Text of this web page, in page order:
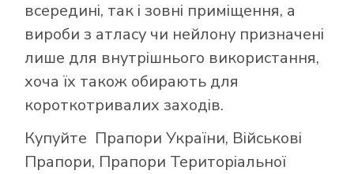
всередині, так і зовні приміщення, а
вироби з атласу чи нейлону призначені
лише для внутрішнього використання,
хоча їх також обирають для
короткотривалих заходів.
Купуйте Прапори України, Військові
Прапори, Прапори Територіальної